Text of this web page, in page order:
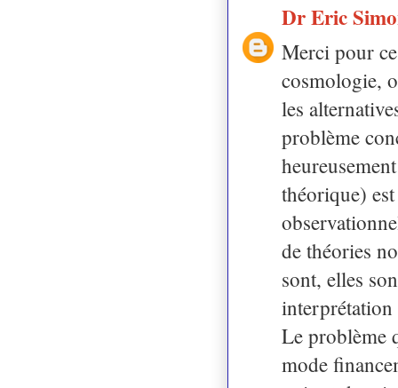
Dr Eric
Merci pour
cosmologie,
les
problème
théorique)
de théories
sont, elles
interprétation
Le problème
mode